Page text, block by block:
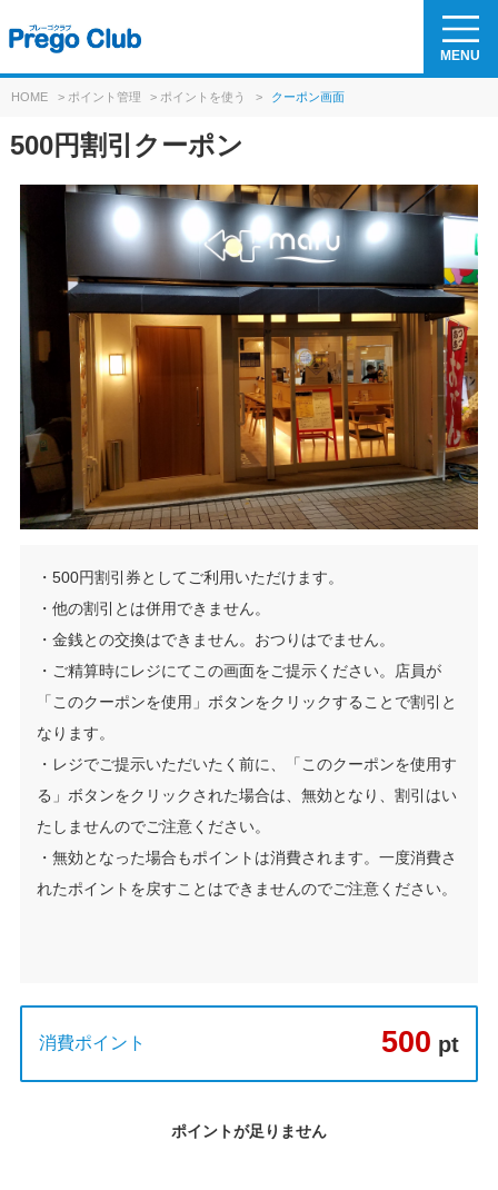
MENU
HOME > ポイント管理 > ポイントを使う > クーポン画面
500円割引クーポン
・500円割引券としてご利用いただけます。
・他の割引とは併用できません。
・金銭との交換はできません。おつりはでません。
・ご精算時にレジにてこの画面をご提示ください。店員が
「このクーポンを使用」ボタンをクリックすることで割引と
なります。
・レジでご提示いただいたく前に、「このクーポンを使用す
る」ボタンをクリックされた場合は、無効となり、割引はい
たしませんのでご注意ください。
・無効となった場合もポイントは消費されます。一度消費さ
れたポイントを戻すことはできませんのでご注意ください。
消費ポイント 500 pt
ポイントが足りません